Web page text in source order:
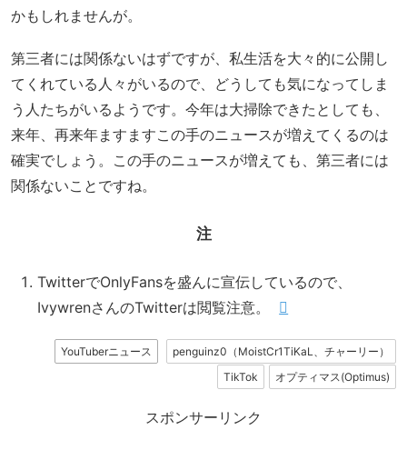
かもしれませんが。
第三者には関係ないはずですが、私生活を大々的に公開し
てくれている人々がいるので、どうしても気になってしま
う人たちがいるようです。今年は大掃除できたとしても、
来年、再来年ますますこの手のニュースが増えてくるのは
確実でしょう。この手のニュースが増えても、第三者には
関係ないことですね。
注
TwitterでOnlyFansを盛んに宣伝しているので、
IvywrenさんのTwitterは閲覧注意。
YouTuberニュース
penguinz0（MoistCr1TiKaL、チャーリー）
TikTok
オプティマス(Optimus)
スポンサーリンク